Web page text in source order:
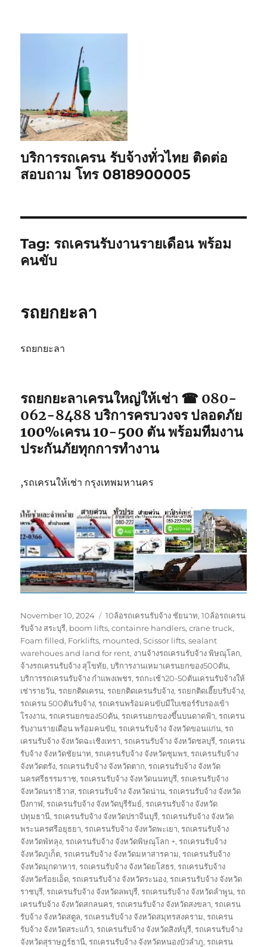
บริการรถเครน รับจ้างทั่วไทย ติดต่อ
สอบถาม โทร 0818900005
Tag: รถเครนรับงานรายเดือน พร้อม
คนขับ
รถยกยะลา
รถยกยะลา
รถยกยะลาเครนใหญ่ให้เช่า ☎ 080-
062-8488 บริการครบวงจร ปลอดภัย
100%เครน 10-500 ตัน พร้อมทีมงาน
ประกันภัยทุกการทำงาน
,รถเครนให้เช่า กรุงเทพมหานคร
Posted
on
November 10, 2024 Tags
10ล้อรถเครนรับจ้าง ชัยนาท,10ล้อรถเครน
รับจ้าง สระบุรี, boom lifts,containre handlers,crane truck,
Foam filled, Forklifts, mounted,Scissor lifts,sealant
warehoues and land for rent, งานจ้างรถเครนรับจ้าง พิษณุโลก,
จ้างรถเครนรับจ้าง สุโขทัย,บริการงานเหมาเครนยกของ500ตัน,
บริการรถเครนรับจ้าง กำแพงเพชร,รถกะเช้า20-50ตันเครนรับจ้างให้
เช่ารายวัน,รถยกติดเครน,รถยกติดเครนรับจ้าง,รถยกติดเฮี๊ยบรับจ้าง,
รถเครน 500ตันรับจ้าง,รถเครนพร้อมคนขับมีใบเซอร์รับรองเข้า
โรงงาน,รถเครนยกของ50ตัน,รถเครนยกของขึ้นบนดาดฟ้า,รถเครน
รับงานรายเดือน พร้อมคนขับ,รถเครนรับจ้าง จังหวัดขอนแก่น,รถ
เครนรับจ้าง จังหวัดฉะเชิงเทรา,รถเครนรับจ้าง จังหวัดชลบุรี,รถเครน
รับจ้าง จังหวัดชัยนาท,รถเครนรับจ้าง จังหวัดชุมพร,รถเครนรับจ้าง
จังหวัดตรัง,รถเครนรับจ้าง จังหวัดตาก,รถเครนรับจ้าง จังหวัด
นครศรีธรรมราช,รถเครนรับจ้าง จังหวัดนนทบุรี,รถเครนรับจ้าง
จังหวัดนราธิวาส,รถเครนรับจ้าง จังหวัดน่าน,รถเครนรับจ้าง จังหวัด
บึงกาฬ,รถเครนรับจ้าง จังหวัดบุรีรัมย์,รถเครนรับจ้าง จังหวัด
ปทุมธานี,รถเครนรับจ้าง จังหวัดปราจีนบุรี,รถเครนรับจ้าง จังหวัด
พระนครศรีอยุธยา,รถเครนรับจ้าง จังหวัดพะเยา,รถเครนรับจ้าง
จังหวัดพัทลุง,รถเครนรับจ้าง จังหวัดพิษณุโลก +,รถเครนรับจ้าง
จังหวัดภูเก็ต,รถเครนรับจ้าง จังหวัดมหาสารคาม,รถเครนรับจ้าง
จังหวัดมุกดาหาร,รถเครนรับจ้าง จังหวัดยโสธร,รถเครนรับจ้าง
จังหวัดร้อยเอ็ด,รถเครนรับจ้าง จังหวัดระนอง,รถเครนรับจ้าง จังหวัด
ราชบุรี,รถเครนรับจ้าง จังหวัดลพบุรี,รถเครนรับจ้าง จังหวัดลำพูน,รถ
เครนรับจ้าง จังหวัดสกลนคร,รถเครนรับจ้าง จังหวัดสงขลา,รถเครน
รับจ้าง จังหวัดสตูล,รถเครนรับจ้าง จังหวัดสมุทรสงคราม,รถเครน
รับจ้าง จังหวัดสระแก้ว,รถเครนรับจ้าง จังหวัดสิงห์บุรี,รถเครนรับจ้าง
จังหวัดสุราษฎร์ธานี,รถเครนรับจ้าง จังหวัดหนองบัวลำภู,รถเครน